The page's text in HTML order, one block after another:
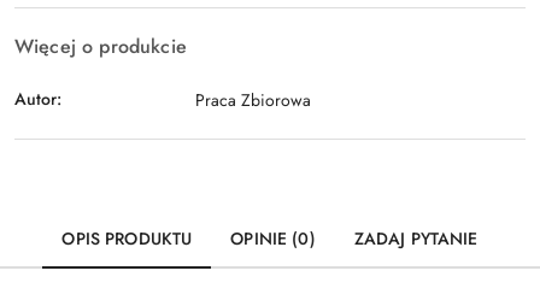
Więcej o produkcie
Autor: Praca Zbiorowa
OPIS PRODUKTU OPINIE (0) ZADAJ PYTANIE